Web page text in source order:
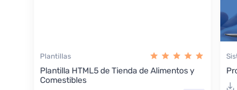
Plantillas
Plantilla HTML5 de Tienda de Alimentos y
Comestibles